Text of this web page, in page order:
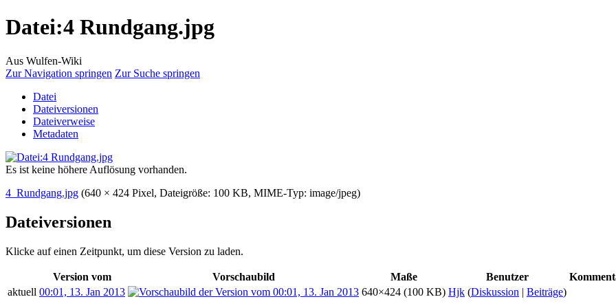
Datei:4 Rundgang.jpg
Aus Wulfen-Wiki
Zur Navigation springen Zur Suche springen
Datei
Dateiversionen
Dateiverweise
Metadaten
Es ist keine höhere Auflösung vorhanden.
4_Rundgang.jpg (640 × 424 Pixel, Dateigröße: 100 KB, MIME-Typ: image/jpeg)
Dateiversionen
Klicke auf einen Zeitpunkt, um diese Version zu laden.
Version vom Vorschaubild Maße Benutzer
aktuell 00:01, 13. Jan 2013 640×424 (100 KB) Hjk (Diskussion | Beiträge)